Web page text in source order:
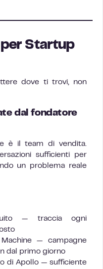
Startup
dove ti trovi, non
dal fondatore
è il team di vendita.
sufficienti per
un problema reale
— traccia ogni
— campagne
dal primo giorno
di Apollo — sufficiente